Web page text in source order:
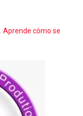
Aprende cómo se